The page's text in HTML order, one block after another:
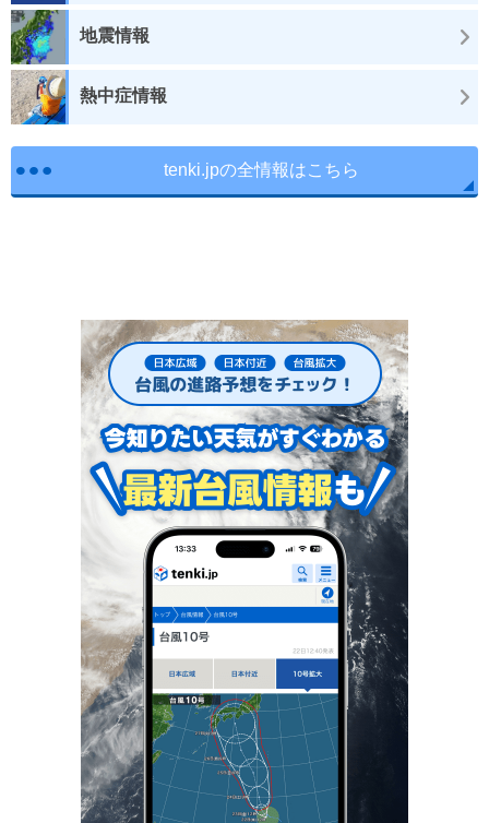
地震情報
熱中症情報
tenki.jpの全情報はこちら